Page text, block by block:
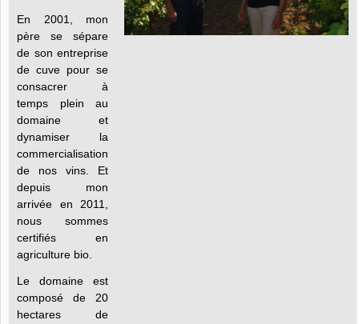
En 2001, mon
père se sépare
de son entreprise
de cuve pour se
consacrer à
temps plein au
domaine et
dynamiser la
commercialisation
de nos vins. Et
depuis mon
arrivée en 2011,
nous sommes
certifiés en
agriculture bio.
Le domaine est
composé de 20
hectares de